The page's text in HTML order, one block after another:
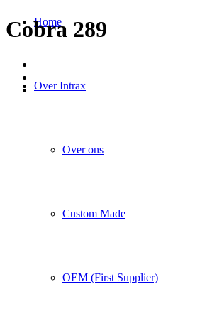
Home
Over Intrax
Over ons
Custom Made
OEM (First Supplier)
Cobra 289